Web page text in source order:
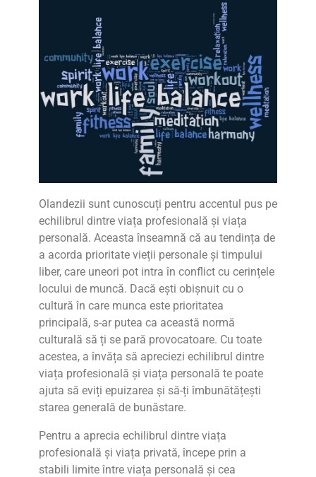
Olandezii sunt cunoscuți pentru accentul pus pe
echilibrul dintre viața profesională și viața
personală. Aceasta înseamnă că au tendința de
a acorda prioritate vieții personale și timpului
liber, care uneori pot intra în conflict cu cerințele
locului de muncă. Dacă ești obișnuit cu o
cultură în care munca este prioritatea
principală, s-ar putea ca această normă
culturală să ți se pară provocatoare. Cu toate
acestea, a învăța să apreciezi echilibrul dintre
viața profesională și viața personală te poate
ajuta să eviți epuizarea și să-ți îmbunătățești
starea generală de bunăstare.
Pentru a aprecia echilibrul dintre viața
profesională și viața privată, începe prin a
stabili limite între viața personală și cea